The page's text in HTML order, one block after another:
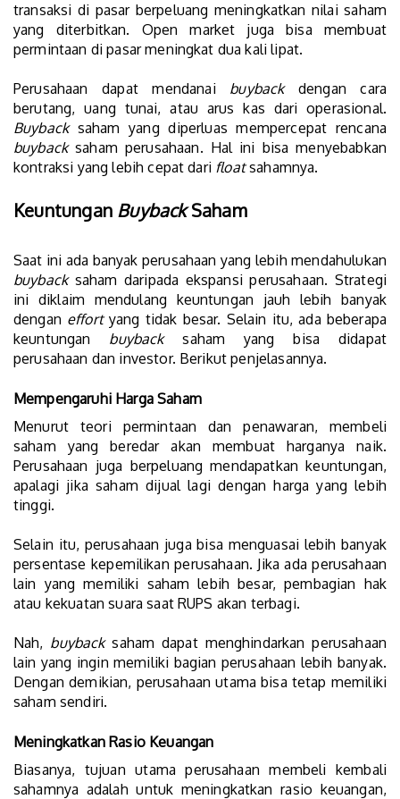
transaksi di pasar berpeluang meningkatkan nilai saham
yang diterbitkan. Open market juga bisa membuat
permintaan di pasar meningkat dua kali lipat.
Perusahaan dapat mendanai buybackdengan cara
berutang, uang tunai, atau arus kas dari operasional.
Buybacksaham yang diperluas mempercepat rencana
buybacksaham perusahaan. Hal ini bisa menyebabkan
kontraksi yang lebih cepat dari floatsahamnya.
Keuntungan BuybackSaham
Saat ini ada banyak perusahaan yang lebih mendahulukan
buybacksaham daripada ekspansi perusahaan. Strategi
ini diklaim mendulang keuntungan jauh lebih banyak
dengan effortyang tidak besar. Selain itu, ada beberapa
keuntungan buybacksaham yang bisa didapat
perusahaan dan investor. Berikut penjelasannya.
Mempengaruhi Harga Saham
Menurut teori permintaan dan penawaran, membeli
saham yang beredar akan membuat harganya naik.
Perusahaan juga berpeluang mendapatkan keuntungan,
apalagi jika saham dijual lagi dengan harga yang lebih
tinggi.
Selain itu, perusahaan juga bisa menguasai lebih banyak
persentase kepemilikan perusahaan. Jika ada perusahaan
lain yang memiliki saham lebih besar, pembagian hak
atau kekuatan suara saat RUPS akan terbagi.
Nah, buybacksaham dapat menghindarkan perusahaan
lain yang ingin memiliki bagian perusahaan lebih banyak.
Dengan demikian, perusahaan utama bisa tetap memiliki
saham sendiri.
Meningkatkan Rasio Keuangan
Biasanya, tujuan utama perusahaan membeli kembali
sahamnya adalah untuk meningkatkan rasio keuangan,